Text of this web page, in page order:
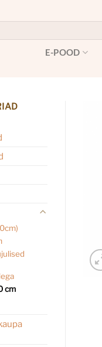
E-POOD
cm